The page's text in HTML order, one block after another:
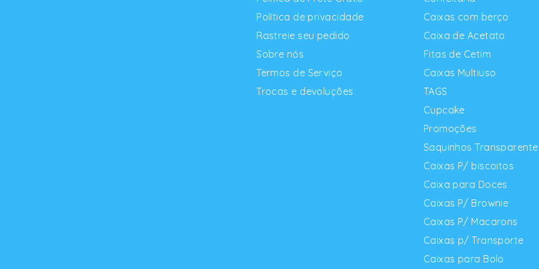
Política de privacidade
Rastreie seu pedido
Sobre nós
Termos de Serviço
Trocas e devoluções
Caixas com berço
Caixa de Acetato
Fitas de Cetim
Caixas Multiuso
TAGS
Cupcake
Promoções
Saquinhos
Caixas P/ biscoitos
Caixa para Doces
Caixas P/ Brownie
Caixas P/ Macarons
Caixas p/ Transporte
Caixas para Bolo